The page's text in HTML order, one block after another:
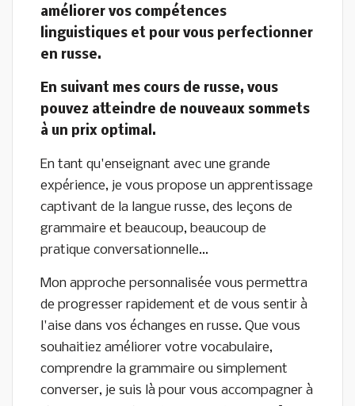
améliorer vos compétences
linguistiques et pour vous perfectionner
en russe.
En suivant mes cours de russe, vous
pouvez atteindre de nouveaux sommets
à un prix optimal.
En tant qu'enseignant avec une grande
expérience, je vous propose un apprentissage
captivant de la langue russe, des leçons de
grammaire et beaucoup, beaucoup de
pratique conversationnelle...
Mon approche personnalisée vous permettra
de progresser rapidement et de vous sentir à
l'aise dans vos échanges en russe. Que vous
souhaitiez améliorer votre vocabulaire,
comprendre la grammaire ou simplement
converser, je suis là pour vous accompagner à